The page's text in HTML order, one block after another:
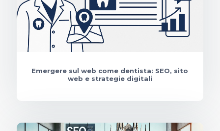
Emergere sul web come dentista: SEO, sito
web e strategie digitali